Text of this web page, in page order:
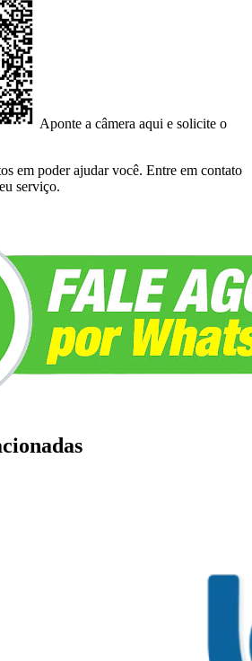
Aponte a câmera aqui e solicite o
em poder ajudar você. Entre em contato
serviço.